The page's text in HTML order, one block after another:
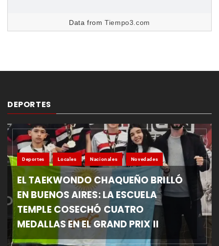
Data fromTiempo3.com
DEPORTES
Deportes Locales Nacionales Novedades
EL TAEKWONDO CHAQUEÑO BRILLÓ
EN BUENOS AIRES: LA ESCUELA
TEMPLE COSECHÓ CUATRO
MEDALLAS EN EL GRAND PRIX II